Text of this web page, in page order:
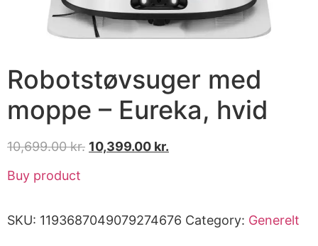
Robotstøvsuger med
moppe – Eureka, hvid
10,699.00kr. 10,399.00 kr.
Buy product
SKU: 1193687049079274676 Category: Generelt